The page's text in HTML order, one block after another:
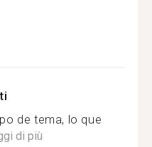
de tema, lo que
di più